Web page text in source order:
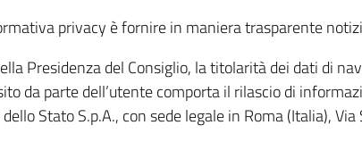
privacy è fornire in maniera trasparente
Presidenza del Consiglio, la titolarità dei dati di
da parte dell’utente comporta il rilascio di
Stato S.p.A., con sede legale in Roma (Italia),